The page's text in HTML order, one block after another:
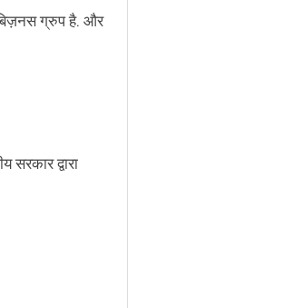
ग्रुप है. और
द्वारा